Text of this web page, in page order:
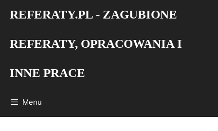
REFERATY.PL - ZAGUBIONE
REFERATY, OPRACOWANIA I
INNE PRACE
Menu